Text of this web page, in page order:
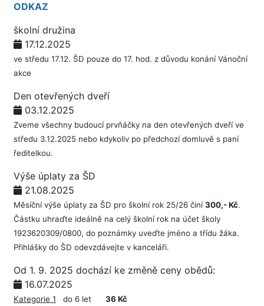
ODKAZ
školní družina
17.12.2025
ve středu 17.12. ŠD pouze do 17. hod. z důvodu konání Vánoční
akce
Den otevřených dveří
03.12.2025
Zveme všechny budoucí prvňáčky na den otevřených dveří ve
středu 3.12.2025 nebo kdykoliv po předchozí domluvě s paní
ředitelkou.
Výše úplaty za ŠD
21.08.2025
Měsíční výše úplaty za ŠD pro školní rok 25/26 činí300,- Kč.
Částku uhraďte ideálně na celý školní rok na účet školy
1923620309/0800, do poznámky uveďte jméno a třídu žáka.
Přihlášky do ŠD odevzdávejte v kanceláři.
Od 1. 9. 2025 dochází ke změně ceny obědů:
16.07.2025
Kategorie 1 do 6 let 36 Kč